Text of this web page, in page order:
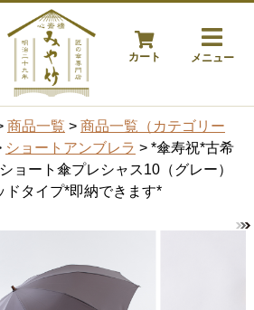
カート メニュー
商品一覧 > 商品一覧（カテゴリー
ショートアンブレラ > *傘寿祝*古希
ョート傘プレシャス10（グレー）
ドタイプ*即納できます*